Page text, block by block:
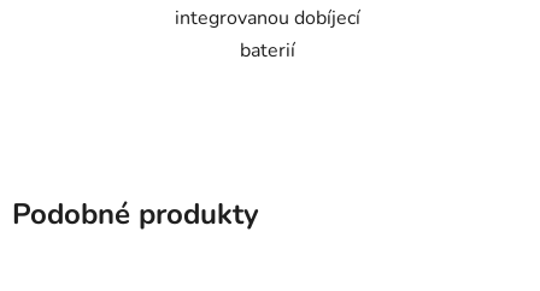
integrovanou dobíjecí
baterií
Podobné produkty